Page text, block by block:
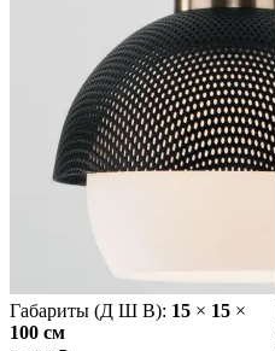
Габариты (Д Ш В): 15 × 15 ×
100 cм